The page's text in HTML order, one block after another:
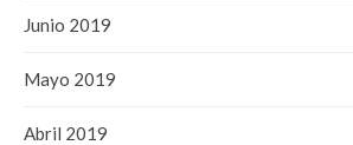
Junio 2019
Mayo 2019
Abril 2019